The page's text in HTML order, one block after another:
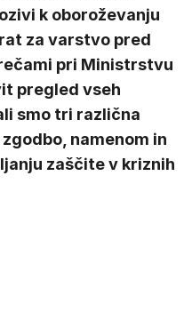
k oboroževanju
za varstvo pred
pri Ministrstvu
pregled vseh
smo tri različna
namenom in
zaščite v kriznih